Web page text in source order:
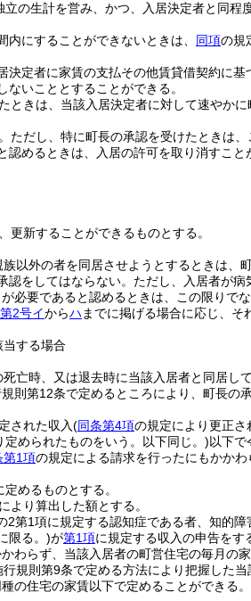
の生計を営み、かつ、入居決定者と同程
内にすることができないときは、 同項の規
定者に家賃の支払その他賃貸借契約に
いこととすることができる。
ときは、当該入居決定者に対して速やか
ただし、特に町長の承認を受けたときは、
認めるときは、入居の許可を取り消すこと
更新することができるものとする。
以外の者を同居させようとするときは、
認をしてはならない。 ただし、入居者が病
必要であると認めるときは、この限りでな
2号イからハ までに掲げる場合に応じ、そ
する場合
亡時、又は退去時に当該入居者と同居し
第12条で定めるところにより、町長の
された収入(同条第4項の規定により更正さ
定められたものをいう。以下同じ。)以下で
第1項の規定による請求を行ったにもかか
めるものとする。
より算出した額とする。
2第1項に規定する認知症である者、知的障
限る。)が第1項に規定する収入の申告を
わらず、当該入居者の町営住宅の毎月の
規則第9条で定める方法により把握した
の住宅の家賃以下で定めることができる。